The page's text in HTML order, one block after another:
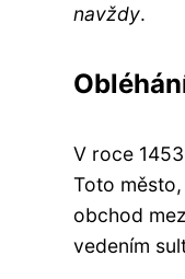
navždy.
V roce
Toto
obchod
vedením